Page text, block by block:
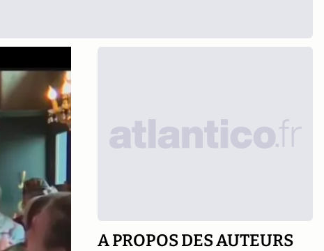
A PROPOS DES AUTEURS